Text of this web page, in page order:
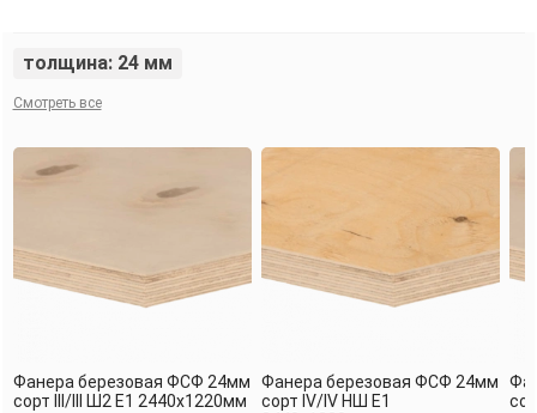
толщина: 24 мм
Смотреть все
Фанера березовая ФСФ 24мм
сорт III/III Ш2 Е1 2440х1220мм
Фанера березовая ФСФ 24мм
сорт IV/IV НШ Е1